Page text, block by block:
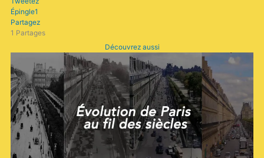
Épingle1
Partagez
1 Partages
Découvrez aussi